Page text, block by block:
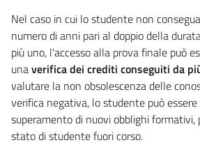
Nel caso in cui lo studente non
numero di anni pari al doppio della
più uno, l'accesso alla prova finale può
unaverifica dei crediti conseguiti da
valutare la non obsolescenza delle
verifica negativa, lo studente può
superamento di nuovi obblighi
stato di studente fuori corso.